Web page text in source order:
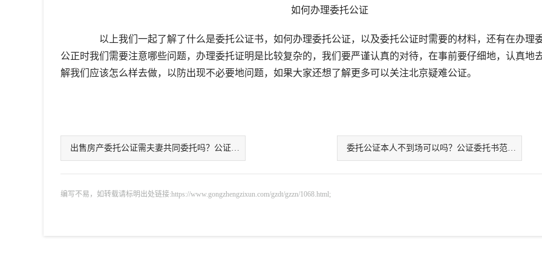
如何办理委托公证
以上我们一起了解了什么是委托公证书，如何办理委托公证，以及委托公证时需要的材料，还有在办理
公正时我们需要注意哪些问题，办理委托证明是比较复杂的，我们要严谨认真的对待，在事前要仔细地，认真地
解我们应该怎么样去做，以防出现不必要地问题，如果大家还想了解更多可以关注北京疑难公证。
出售房产委托公证需夫妻共同委托吗？公证需哪些材料？ 委托公证本人不到场可以吗？公证委托书范本介绍
编写不易，如转载请标明出处链接:https://www.gongzhengzixun.com/gzdt/gzzn/1068.html;